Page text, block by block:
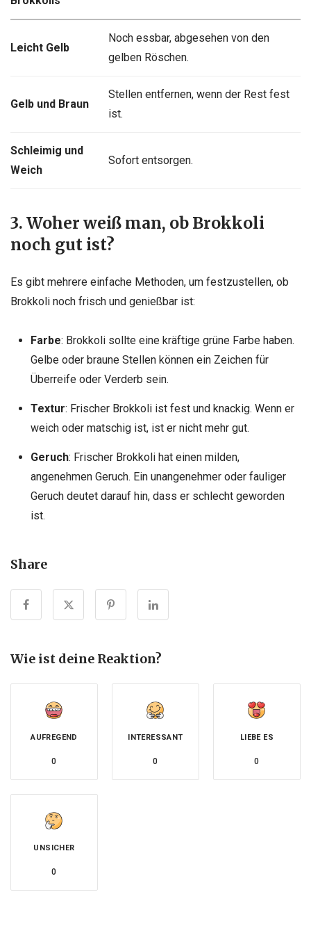
Leicht Gelb
Noch essbar, abgesehen von den
gelben Röschen.
Gelb und Braun
Stellen entfernen, wenn der Rest fest
ist.
Schleimig und
Weich
Sofort entsorgen.
3. Woher weiß man, ob Brokkoli
noch gut ist?
Es gibt mehrere einfache Methoden, um festzustellen, ob
Brokkoli noch frisch und genießbar ist:
Farbe: Brokkoli sollte eine kräftige grüne Farbe haben.
Gelbe oder braune Stellen können ein Zeichen für
Überreife oder Verderb sein.
Textur: Frischer Brokkoli ist fest und knackig. Wenn er
weich oder matschig ist, ist er nicht mehr gut.
Geruch: Frischer Brokkoli hat einen milden,
angenehmen Geruch. Ein unangenehmer oder fauliger
Geruch deutet darauf hin, dass er schlecht geworden
ist.
Share
Wie ist deine Reaktion?
AUFREGEND
0
INTERESSANT
0
LIEBE ES
0
UNSICHER
0